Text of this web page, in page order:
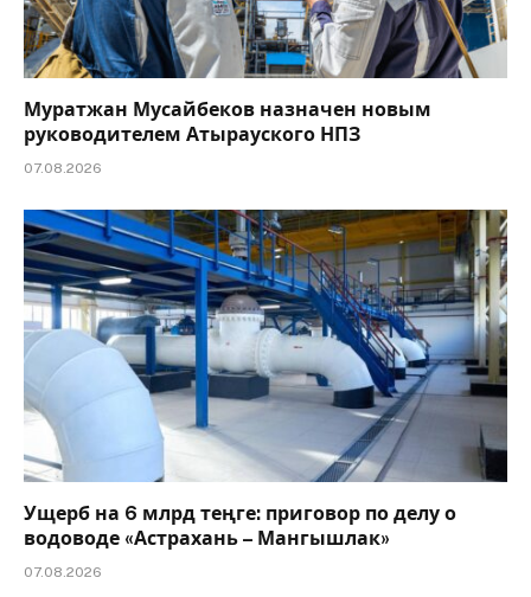
Муратжан Мусайбеков назначен новым
руководителем Атырауского НПЗ
07.08.2026
Ущерб на 6 млрд теңге: приговор по делу о
водоводе «Астрахань – Мангышлак»
07.08.2026